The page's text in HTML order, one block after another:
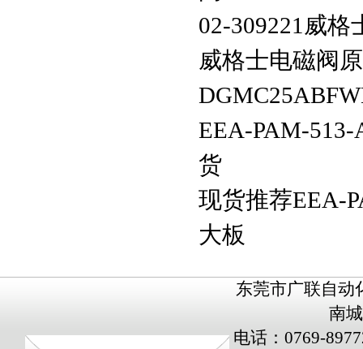
02-309221威
威格士电磁阀
EEA-PAM-
货
现货推荐EEA-
大板
东莞市广联自动
南
电话：0769-